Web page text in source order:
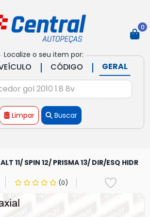
Localize o seu item por:
| CÓDIGO | GERAL
Limpar Buscar
0
11/ SPIN 12/ PRISMA 13/ DIR/ESQ HIDR
(0)